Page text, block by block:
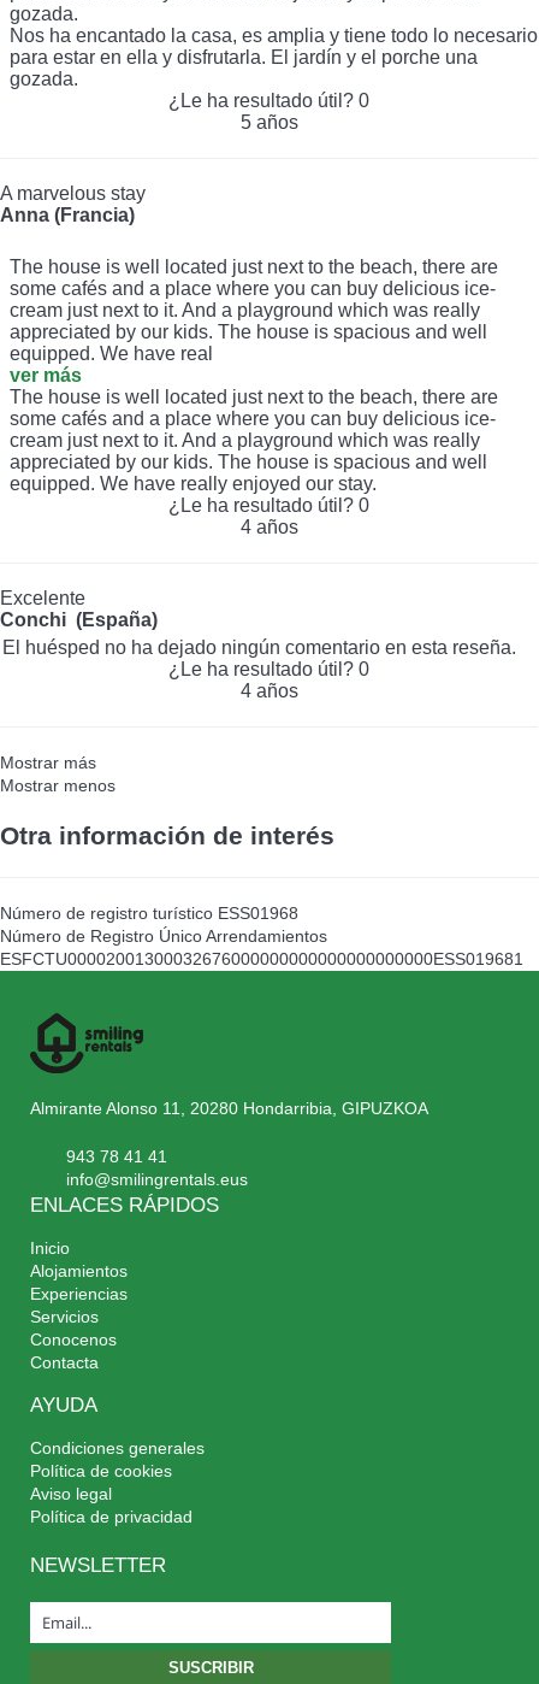
gozada.
Nos ha encantado la casa, es amplia y tiene todo lo necesario
para estar en ella y disfrutarla. El jardín y el porche una
gozada.
¿Le ha resultado útil? 0
5 años
A marvelous stay
Anna (Francia)
The house is well located just next to the beach, there are
some cafés and a place where you can buy delicious ice-
cream just next to it. And a playground which was really
appreciated by our kids. The house is spacious and well
equipped. We have real
ver más
The house is well located just next to the beach, there are
some cafés and a place where you can buy delicious ice-
cream just next to it. And a playground which was really
appreciated by our kids. The house is spacious and well
equipped. We have really enjoyed our stay.
¿Le ha resultado útil? 0
4 años
Excelente
Conchi (España)
El huésped no ha dejado ningún comentario en esta reseña.
¿Le ha resultado útil? 0
4 años
Mostrar más
Mostrar menos
Otra información de interés
Número de registro turístico ESS01968
Número de Registro Único Arrendamientos
ESFCTU00002001300032676000000000000000000000ESS019681
Almirante Alonso 11, 20280 Hondarribia, GIPUZKOA
943 78 41 41
info@smilingrentals.eus
ENLACES RÁPIDOS
Inicio
Alojamientos
Experiencias
Servicios
Conocenos
Contacta
AYUDA
Condiciones generales
Política de cookies
Aviso legal
Política de privacidad
NEWSLETTER